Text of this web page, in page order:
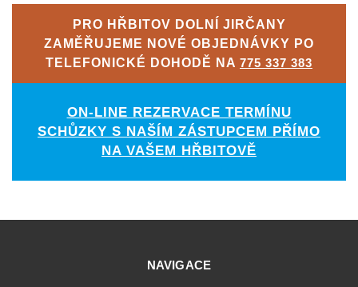
PRO HŘBITOV DOLNÍ JIRČANY
ZAMĚŘUJEME NOVÉ OBJEDNÁVKY PO
TELEFONICKÉ DOHODĚ NA 775 337 383
ON-LINE REZERVACE TERMÍNU
SCHŮZKY S NAŠÍM ZÁSTUPCEM PŘÍMO
NA VAŠEM HŘBITOVĚ
NAVIGACE